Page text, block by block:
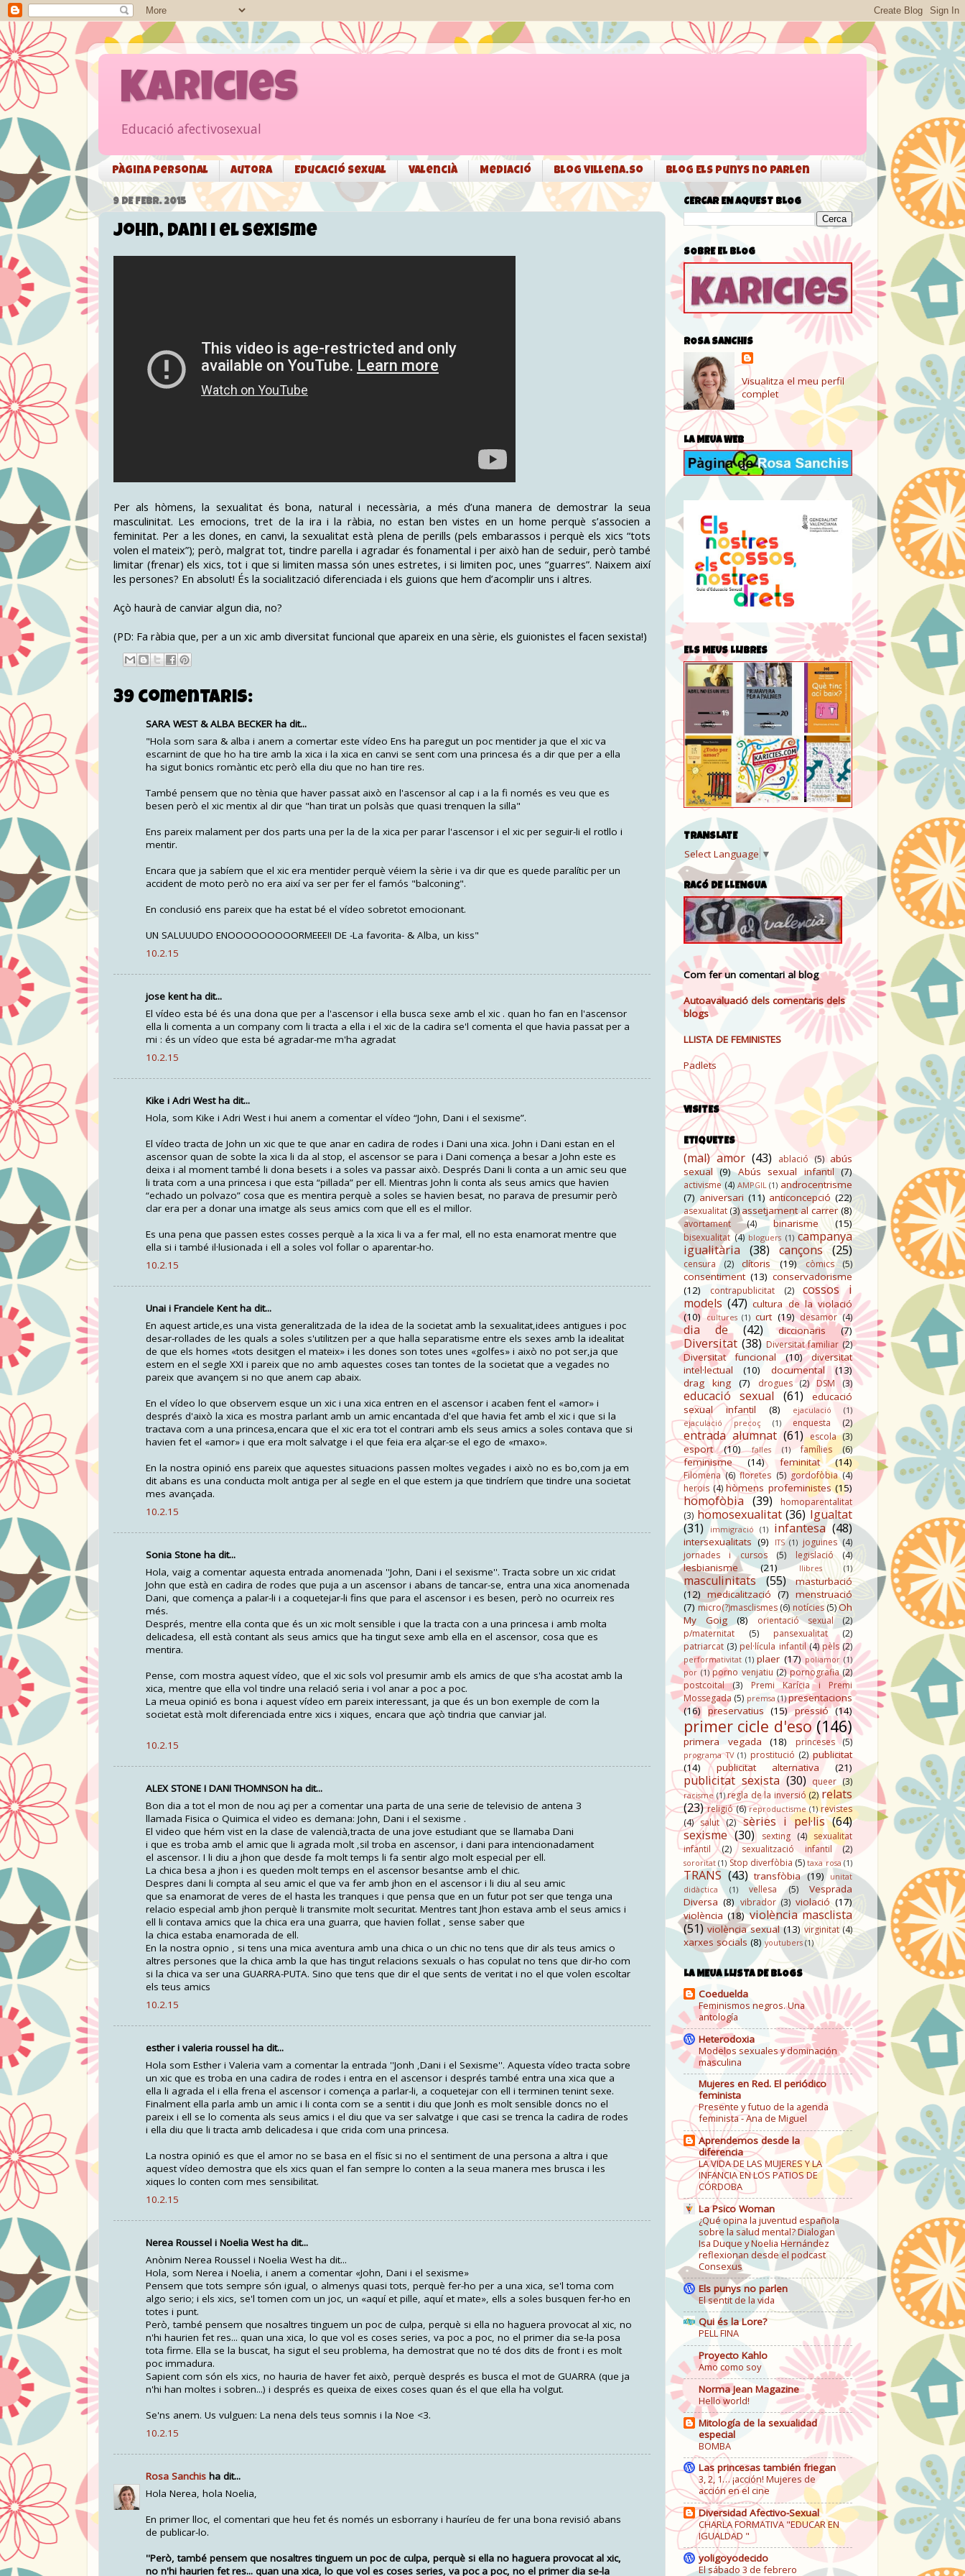
Karicies
Educació afectivosexual
Pàgina personal Autora Educació sexual Valencià Mediació Blog Villena.so Blog Els punys no parlen
9 DE FEBR. 2015
John, Dani i el sexisme
Per als hòmens, la sexualitat és bona, natural i necessària, a més d’una manera de demostrar la seua
masculinitat. Les emocions, tret de la ira i la ràbia, no estan ben vistes en un home perquè s’associen a
feminitat. Per a les dones, en canvi, la sexualitat està plena de perills (pels embarassos i perquè els xics “tots
volen el mateix”); però, malgrat tot, tindre parella i agradar és fonamental i per això han de seduir, però també
limitar (frenar) els xics, tot i que si limiten massa són unes estretes, i si limiten poc, unes “guarres”. Naixem així
les persones? En absolut! És la socialització diferenciada i els guions que hem d’acomplir uns i altres.
Açò haurà de canviar algun dia, no?
(PD: Fa ràbia que, per a un xic amb diversitat funcional que apareix en una sèrie, els guionistes el facen sexista!)
39 comentaris:
SARA WEST & ALBA BECKER ha dit...
"Hola som sara & alba i anem a comertar este vídeo Ens ha paregut un poc mentider ja que el xic va
escarnint de que ho ha tire amb la xica i la xica en canvi se sent com una princesa és a dir que per a ella
ha sigut bonics romàntic etc però ella diu que no han tire res.
També pensem que no tènia que haver passat això en l'ascensor al cap i a la fi només es veu que es
besen però el xic mentix al dir que "han tirat un polsàs que quasi trenquen la silla"
Ens pareix malament per dos parts una per la de la xica per parar l'ascensor i el xic per seguir-li el rotllo i
mentir.
Encara que ja sabíem que el xic era mentider perquè véiem la sèrie i va dir que es quede paralític per un
accident de moto però no era així va ser per fer el famós "balconing".
En conclusió ens pareix que ha estat bé el vídeo sobretot emocionant.
UN SALUUUDO ENOOOOOOOOORMEEE!! DE -La favorita- & Alba, un kiss"
10.2.15
jose kent ha dit...
El vídeo esta bé és una dona que per a l'ascensor i ella busca sexe amb el xic . quan ho fan en l'ascensor
ella li comenta a un company com li tracta a ella i el xic de la cadira se'l comenta el que havia passat per a
mi : és un vídeo que esta bé agradar-me m'ha agradat
10.2.15
Kike i Adri West ha dit...
Hola, som Kike i Adri West i hui anem a comentar el vídeo “John, Dani i el sexisme”.
El vídeo tracta de John un xic que te que anar en cadira de rodes i Dani una xica. John i Dani estan en el
ascensor quan de sobte la xica li da al stop, el ascensor se para i Dani comença a besar a John este es
deixa i al moment també li dona besets i a soles va passar això. Després Dani li conta a un amic seu que
li trata com a una princesa i que esta “pillada” per ell. Mientras John li conta als seus amics que havien
“echado un polvazo” cosa que es mentira perquè a soles se havien besat, no parava de presumir però
clar era per a donar una imatge als seus amics com que ell es el millor.
Es una pena que passen estes cosses perquè a la xica li va a fer mal, ell no esta enamorat mentre que
ella si i també il·lusionada i ell a soles vol follar o aparentar-ho.
10.2.15
Unai i Franciele Kent ha dit...
En aquest article,es una vista generalitzada de la idea de la societat amb la sexualitat,idees antigues i poc
desar-rollades de les quals a soles s'utilitzen per a que halla separatisme entre els sexes amb la idealitat
de que els homes «tots desitgen el mateix» i les dones son totes unes «golfes» i això no pot ser,ja que
estem en el segle XXI i pareix que no amb aquestes coses tan tontes de la societat que a vegades no
pareix que avançem si no que anem cap abaix.
En el vídeo lo que observem esque un xic i una xica entren en el ascensor i acaben fent el «amor» i
després d'això la xica es mostra parlant amb un amic encantada d'el que havia fet amb el xic i que si la
tractava com a una princesa,encara que el xic era tot el contrari amb els seus amics a soles contava que si
havien fet el «amor» i que era molt salvatge i el que feia era alçar-se el ego de «maxo».
En la nostra opinió ens pareix que aquestes situacions passen moltes vegades i això no es bo,com ja em
dit abans es una conducta molt antiga per al segle en el que estem ja que tindríem que tindre una societat
mes avançada.
10.2.15
Sonia Stone ha dit...
Hola, vaig a comentar aquesta entrada anomenada ''John, Dani i el sexisme''. Tracta sobre un xic cridat
John que està en cadira de rodes que puja a un ascensor i abans de tancar-se, entra una xica anomenada
Dani, que comença a palar-li i a coquetejar-li fins que para el ascensor i es besen, però no ocurreix res
més.
Després, mentre ella conta que és un xic molt sensible i que la tracta con a una princesa i amb molta
delicadesa, ell està contant als seus amics que ha tingut sexe amb ella en el ascensor, cosa que es
mentira.
Pense, com mostra aquest vídeo, que el xic sols vol presumir amb els amics de que s'ha acostat amb la
xica, mentre que ella vol tindre una relació seria i vol anar a poc a poc.
La meua opinió es bona i aquest vídeo em pareix interessant, ja que és un bon exemple de com la
societat està molt diferenciada entre xics i xiques, encara que açò tindria que canviar ja!.
10.2.15
ALEX STONE I DANI THOMNSON ha dit...
Bon dia a tot el mon de nou açi per a comentar una parta de una serie de televisio de antena 3
llamada Fisica o Quimica el video es demana: John, Dani i el sexisme .
El video que hém vist en la clase de valencià,tracta de una jove estudiant que se llamaba Dani
i que es troba amb el amic que li agrada molt ,sil troba en ascensor, i dani para intencionadament
el ascensor. I li diu a jhon que desde fa molt temps li fa sentir algo molt especial per ell.
La chica besa a jhon i es queden molt temps en el ascensor besantse amb el chic.
Despres dani li compta al seu amic el que va fer amb jhon en el ascensor i li diu al seu amic
que sa enamorat de veres de el hasta les tranques i que pensa que en un futur pot ser que tenga una
relacio especial amb jhon perquè li transmite molt securitat. Mentres tant Jhon estava amb el seus amics i
ell li contava amics que la chica era una guarra, que havien follat , sense saber que
la chica estaba enamorada de ell.
En la nostra opnio , si tens una mica aventura amb una chica o un chic no tens que dir als teus amics o
altres persones que la chica amb la que has tingut relacions sexuals o has copulat no tens que dir-ho com
si la chica va ser una GUARRA-PUTA. Sino que tens que dir el que sents de veritat i no el que volen escoltar
els teus amics
10.2.15
esther i valeria roussel ha dit...
Hola som Esther i Valeria vam a comentar la entrada ''Jonh ,Dani i el Sexisme''. Aquesta vídeo tracta sobre
un xic que es troba en una cadira de rodes i entra en el ascensor i després també entra una xica que a
ella li agrada el i ella frena el ascensor i comença a parlar-li, a coquetejar con ell i terminen tenint sexe.
Finalment ella parla amb un amic i li conta com se a sentit i diu que Jonh es molt sensible doncs no el
pareix i ell se lo comenta als seus amics i el diu que va ser salvatge i que casi se trenca la cadira de rodes
i ella diu que li tracta amb delicadesa i que crida com una princesa.
La nostra opinió es que el amor no se basa en el físic si no el sentiment de una persona a altra i que
aquest vídeo demostra que els xics quan el fan sempre lo conten a la seua manera mes brusca i les
xiques lo conten com mes sensibilitat.
10.2.15
Nerea Roussel i Noelia West ha dit...
Anònim Nerea Roussel i Noelia West ha dit...
Hola, som Nerea i Noelia, i anem a comentar «John, Dani i el sexisme»
Pensem que tots sempre són igual, o almenys quasi tots, perquè fer-ho per a una xica, se'l toma com
algo serio; i els xics, se'l tomen com un joc, un «aquí et pille, aquí et mate», ells a soles busquen fer-ho en
totes i punt.
Però, també pensem que nosaltres tinguem un poc de culpa, perquè si ella no haguera provocat al xic, no
n'hi haurien fet res... quan una xica, lo que vol es coses series, va poc a poc, no el primer dia se-la posa
tota firme. Ella se la buscat, ha sigut el seu problema, ha demostrat que no té dos dits de front i es molt
poc immadura.
Sapient com són els xics, no hauria de haver fet això, perquè després es busca el mot de GUARRA (que ja
n'hi han moltes i sobren...) i després es queixa de eixes coses quan és el que ella ha volgut.
Se'ns anem. Us vulguen: La nena dels teus somnis i la Noe <3.
10.2.15
Rosa Sanchis ha dit...
Hola Nerea, hola Noelia,
En primer lloc, el comentari que heu fet és només un esborrany i hauríeu de fer una bona revisió abans
de publicar-lo.
''Però, també pensem que nosaltres tinguem un poc de culpa, perquè si ella no haguera provocat al xic,
no n'hi haurien fet res... quan una xica, lo que vol es coses series, va poc a poc, no el primer dia se-la
CERCAR EN AQUEST BLOG
SOBRE EL BLOG
ROSA SANCHIS
Visualitza el meu perfil
complet
LA MEUA WEB
ELS MEUS LLIBRES
TRANSLATE
Select Language ▼
RACÓ DE LLENGUA
Com fer un comentari al blog
Autoavaluació dels comentaris dels
blogs
LLISTA DE FEMINISTES
Padlets
VISITES
ETIQUETES
(mal) amor (43) ablació (5) abús
sexual (9) Abús sexual infantil (7)
activisme (4) AMPGIL (1) androcentrisme
(7) aniversari (11) anticoncepció (22)
asexualitat (3)assetjament al carrer (8)
avortament (4) binarisme (15)
bisexualitat (4) bloguers (1) campanya
igualitària
(38) cançons (25)
censura (2) clítoris (19) còmics (5)
consentiment (13) conservadorisme
(12)
contrapublicitat (2)
cossos i
models (47) cultura de la violació
(10) cultures (1) curt (19) desamor (4)
dia de (42) diccionaris (7)
Diversitat (38) Diversitat familiar (2)
Diversitat funcional (10)
diversitat
intel·lectual
(10) documental
(13)
drag king
(7) drogues (2) DSM (3)
educació sexual (61)
educació
sexual infantil
(8) ejaculació
(1)
ejaculació precoç
(1) enquesta (2)
entrada alumnat (61) escola (3)
esport (10) falles (1) famílies (6)
feminisme (14) feminitat (14)
Filomena (6) floretes (5) gordofòbia (4)
herois (4) hòmens profeministes (15)
homofòbia (39)
homoparentalitat
(3) homosexualitat (36) Igualtat
(31)
immigració (1) infantesa (48)
intersexualitats (9) ITS (1) joguines (4)
jornades i cursos
(5) legislació (4)
lesbianisme (21) llibres (1)
masculinitats (55)
masturbació
(12) medicalització (7) menstruació
(7) micro(?)masclismes (6) notícies(5)Oh
My Goig
(8) orientació sexual
(2)
p/maternitat
(5) pansexualitat
(2)
patriarcat (3) pel·lícula infantil (4) pèls (2)
performativitat (1) plaer (17) poliamor (1)
por (1) porno venjatiu (2) pornografia (2)
postcoital
(3)
Premi Karícia i Premi
Mossegada (5) premsa (1) presentacions
(16) preservatius (15) pressió (14)
primer cicle d'eso (146)
primera vegada (18) princeses (5)
programa TV (1) prostitució (2) publicitat
(14)
publicitat alternativa (21)
publicitat sexista (30) queer (3)
racisme (1) regla de la inversió (2) relats
(23) religió (6) reproductisme (1) revistes
(4) salut (2) sèries i pel·lis (64)
sexisme (30) sexting (4) sexualitat
infantil
(2) sexualització infantil (2)
sororitat (1) Stop diverfòbia (5) taxa rosa (1)
TRANS (43) transfòbia (19)
unitat
didàctica
(1) vellesa (5)
Vesprada
Diversa (8) vibrador (3) violació (17)
violència (18) violència masclista
(51) violència sexual (13) virginitat (4)
xarxes socials (8) youtubers (1)
LA MEUA LLISTA DE BLOGS
Coeduelda
Feminismos negros. Una
antología
Heterodoxia
Modelos sexuales y dominación
masculina
Mujeres en Red. El periódico
feminista
Presente y futuo de la agenda
feminista - Ana de Miguel
Aprendemos desde la
diferencia
LA VIDA DE LAS MUJERES Y LA
INFANCIA EN LOS PATIOS DE
CÓRDOBA
La Psico Woman
¿Qué opina la juventud española
sobre la salud mental? Dialogan
Isa Duque y Noelia Hernández
reflexionan desde el podcast
Consexus
Els punys no parlen
El sentit de la vida
Qui és la Lore?
PELL FINA
Proyecto Kahlo
Amo como soy
Norma Jean Magazine
Hello world!
Mitología de la sexualidad
especial
BOMBA
Las princesas también friegan
3, 2, 1… ¡acción! Mujeres de
acción en el cine
Diversidad Afectivo-Sexual
CHARLA FORMATIVA "EDUCAR EN
IGUALDAD "
yoligoyodecido
El sábado 3 de febrero